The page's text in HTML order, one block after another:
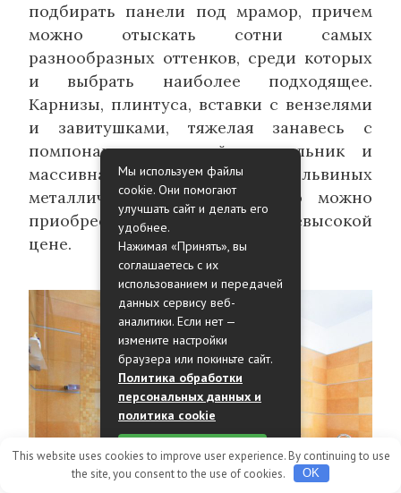
подбирать панели под мрамор, причем
можно отыскать сотни самых
разнообразных оттенков, среди которых
и выбрать наиболее подходящее.
Карнизы, плинтуса, вставки с вензелями
и завитушками, тяжелая занавесь с
помпонами, каменный умывальник и
массивная ванна на львиных
металлических ногах, все это можно
приобрести по довольно невысокой
цене.
Мы используем файлы
cookie. Они помогают
улучшать сайт и делать его
удобнее.
Нажимая «Принять», вы
соглашаетесь с их
использованием и передачей
данных сервису веб-
аналитики. Если нет —
измените настройки
браузера или покиньте сайт.
Политика обработки
персональных данных и
политика cookie
This website uses cookies to improve user experience. By continuing to use
the site, you consent to the use of cookies.
OK